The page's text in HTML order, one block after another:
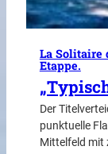
La Solitaire
Etappe.
Der
punktuelle
Mittelfeld mit